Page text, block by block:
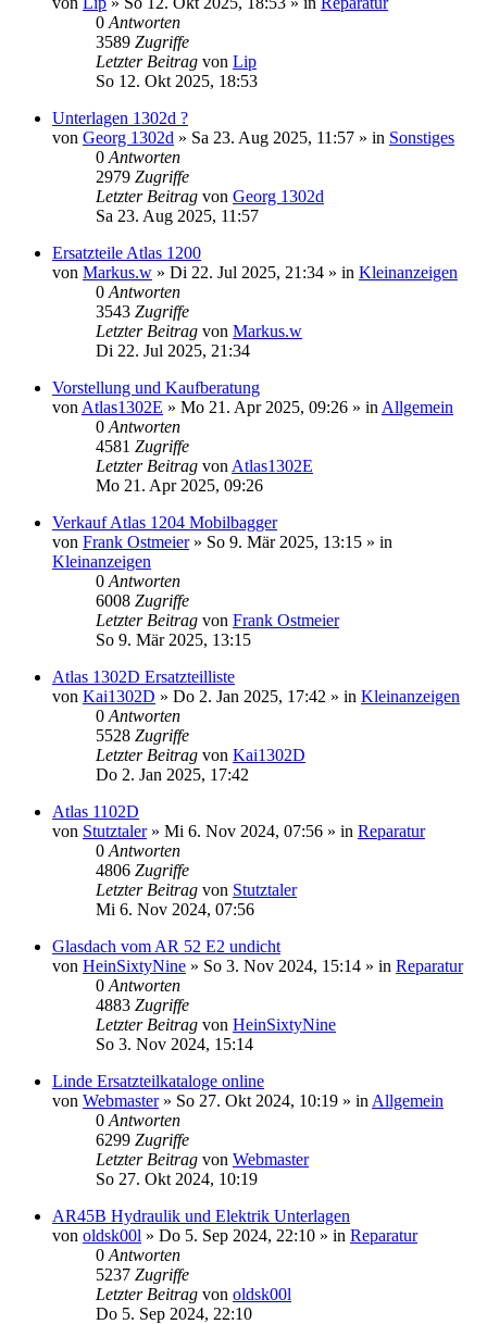
0 Antworten
3589 Zugriffe
Letzter Beitrag von Lip
So 12. Okt 2025, 18:53
Unterlagen 1302d ?
von Georg 1302d » Sa 23. Aug 2025, 11:57 » in Sonstiges
0 Antworten
2979 Zugriffe
Letzter Beitrag von Georg 1302d
Sa 23. Aug 2025, 11:57
Ersatzteile Atlas 1200
von Markus.w » Di 22. Jul 2025, 21:34 » in Kleinanzeigen
0 Antworten
3543 Zugriffe
Letzter Beitrag von Markus.w
Di 22. Jul 2025, 21:34
Vorstellung und Kaufberatung
von Atlas1302E » Mo 21. Apr 2025, 09:26 » in Allgemein
0 Antworten
4581 Zugriffe
Letzter Beitrag von Atlas1302E
Mo 21. Apr 2025, 09:26
Verkauf Atlas 1204 Mobilbagger
von Frank Ostmeier» So 9. Mär 2025, 13:15 » in
Kleinanzeigen
0 Antworten
6008 Zugriffe
Letzter Beitrag von Frank Ostmeier
So 9. Mär 2025, 13:15
Atlas 1302D Ersatzteilliste
von Kai1302D » Do 2. Jan 2025, 17:42 » in Kleinanzeigen
0 Antworten
5528 Zugriffe
Letzter Beitrag von Kai1302D
Do 2. Jan 2025, 17:42
Atlas 1102D
von Stutztaler» Mi 6. Nov 2024, 07:56 » in Reparatur
0 Antworten
4806 Zugriffe
Letzter Beitrag von Stutztaler
Mi 6. Nov 2024, 07:56
Glasdach vom AR 52 E2 undicht
von HeinSixtyNine » So 3. Nov 2024, 15:14 » in Reparatur
0 Antworten
4883 Zugriffe
Letzter Beitrag von HeinSixtyNine
So 3. Nov 2024, 15:14
Linde Ersatzteilkataloge online
von Webmaster» So 27. Okt 2024, 10:19 » in Allgemein
0 Antworten
6299 Zugriffe
Letzter Beitrag von Webmaster
So 27. Okt 2024, 10:19
AR45B Hydraulik und Elektrik Unterlagen
von oldsk00l » Do 5. Sep 2024, 22:10 » in Reparatur
0 Antworten
5237 Zugriffe
Letzter Beitrag von oldsk00l
Do 5. Sep 2024, 22:10